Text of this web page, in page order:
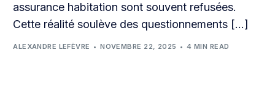
assurance habitation sont souvent refusées.
Cette réalité soulève des questionnements […]
ALEXANDRE LEFÈVRE NOVEMBRE 22, 2025 4 MIN READ